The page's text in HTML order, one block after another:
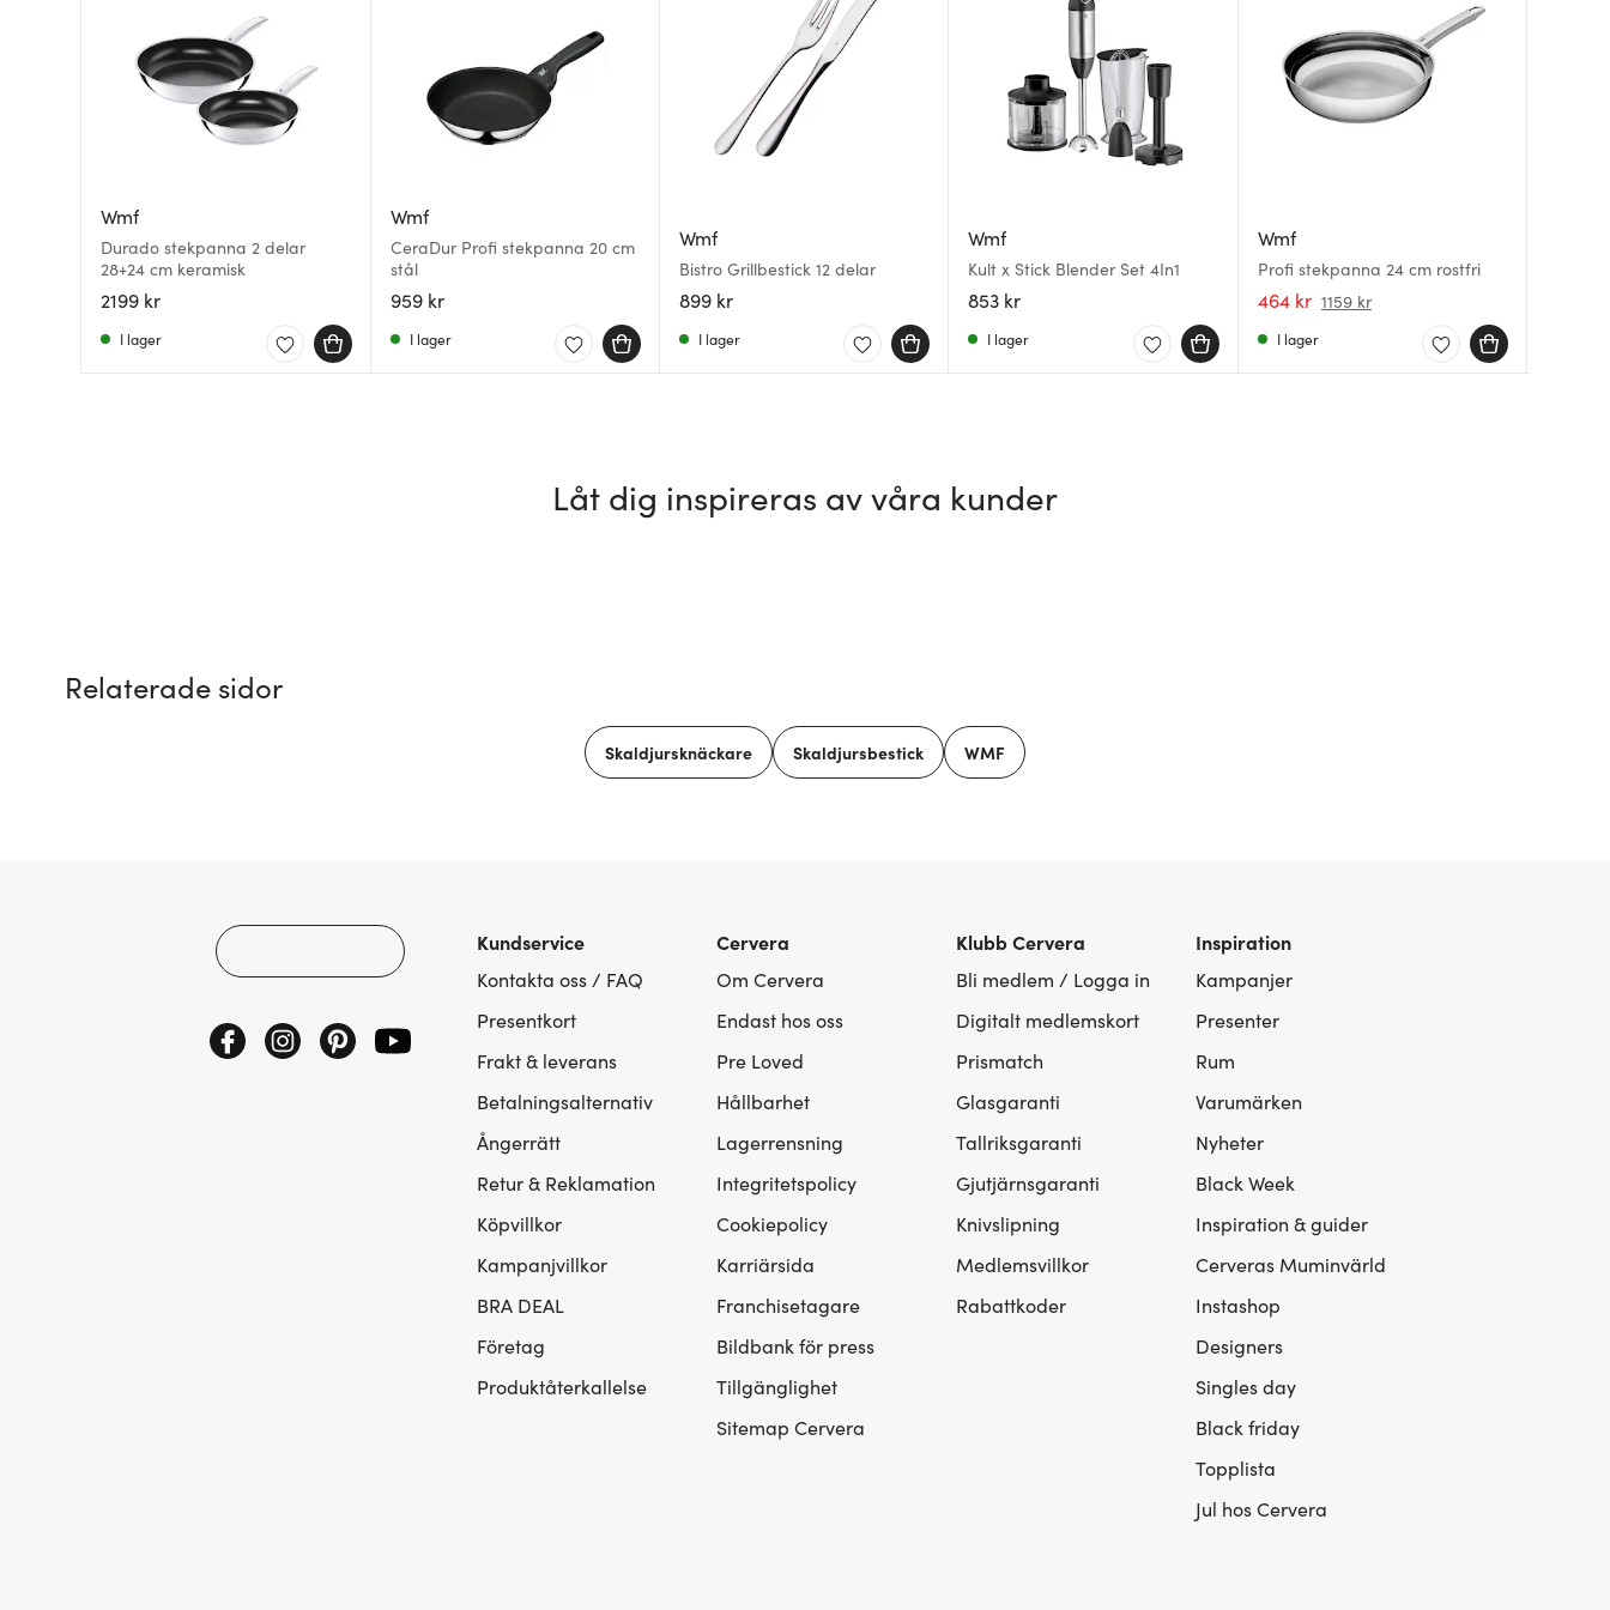
Wmf
Durado stekpanna 2 delar
28+24 cm keramisk
2199 kr
I lager
Wmf
CeraDur Profi stekpanna 20 cm
stål
959 kr
I lager
Wmf
Bistro Grillbestick 12 delar
899 kr
I lager
Wmf
Kult x Stick Blender Set 4In1
853 kr
I lager
Wmf
Profi stekpanna 24 cm rostfri
464 kr 1159 kr
I lager
Låt dig inspireras av våra kunder
Relaterade sidor
Skaldjursknäckare Skaldjursbestick WMF
Kundservice
Kontakta oss / FAQ
Presentkort
Frakt & leverans
Betalningsalternativ
Ångerrätt
Retur & Reklamation
Köpvillkor
Kampanjvillkor
BRA DEAL
Företag
Produktåterkallelse
Cervera
Om Cervera
Endast hos oss
Pre Loved
Hållbarhet
Lagerrensning
Integritetspolicy
Cookiepolicy
Karriärsida
Franchisetagare
Bildbank för press
Tillgänglighet
Sitemap Cervera
Klubb Cervera
Bli medlem / Logga in
Digitalt medlemskort
Prismatch
Glasgaranti
Tallriksgaranti
Gjutjärnsgaranti
Knivslipning
Medlemsvillkor
Rabattkoder
Inspiration
Kampanjer
Presenter
Rum
Varumärken
Nyheter
Black Week
Inspiration & guider
Cerveras Muminvärld
Instashop
Designers
Singles day
Black friday
Topplista
Jul hos Cervera